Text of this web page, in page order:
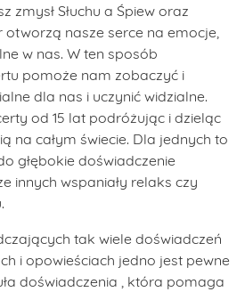
zmysł Słuchu a Śpiew oraz
otworzą nasze serce na emocje,
w nas. W ten sposób
pomoże nam zobaczyć i
dla nas i uczynić widzialne.
od 15 lat podróżując i dzieląc
na całym świecie. Dla jednych to
głębokie doświadczenie
innych wspaniały relaks czy
tak wiele doświadczeń
i opowieściach jedno jest pewne
doświadczenia , która pomaga